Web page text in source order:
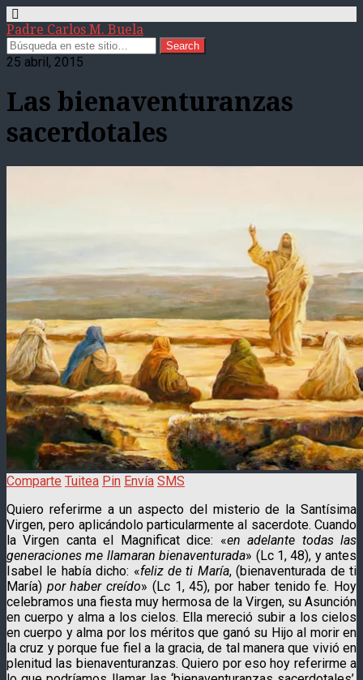
Padre Carlos M. Buela
25 abril, 2015
Las bienaventuranzas
sacerdotales
Comparte Tuitea Pin Envía SMS
Quiero referirme a un aspecto del misterio de la Santísima
Virgen, pero aplicándolo particularmente al sacerdote. Cuando
la Virgen canta el Magnificat dice: «en adelante todas las
generaciones me llamaran bienaventurada» (Lc 1, 48), y antes
Isabel le había dicho: «feliz de ti María, (bienaventurada de ti
María) por haber creído» (Lc 1, 45), por haber tenido fe. Hoy
celebramos una fiesta muy hermosa de la Virgen, su Asunción
en cuerpo y alma a los cielos. Ella mereció subir a los cielos
en cuerpo y alma por los méritos que ganó su Hijo al morir en
la cruz y porque fue fiel a la gracia, de tal manera que vivió en
plenitud las bienaventuranzas. Quiero por eso hoy referirme a